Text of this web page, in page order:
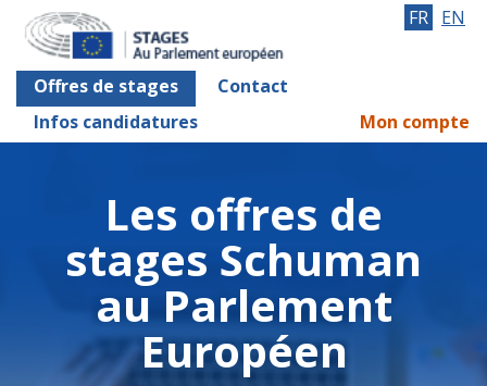
Offres de stages
Contact
Infos candidatures
FR EN
Mon compte
Les offres de
stages Schuman
au Parlement
Européen